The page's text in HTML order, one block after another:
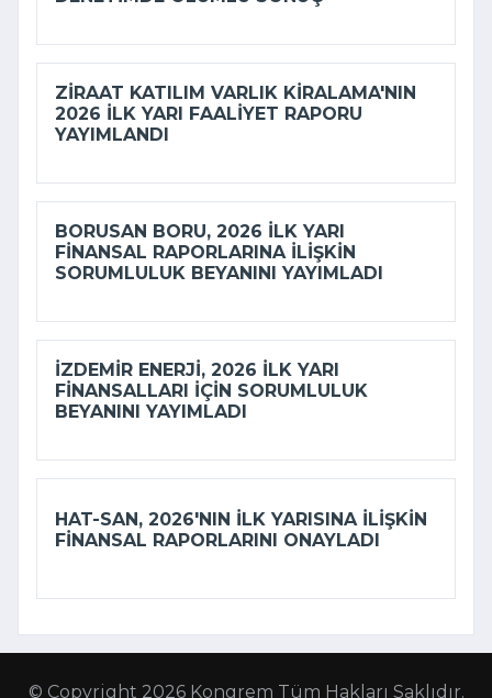
ZIRAAT KATILIM VARLIK KIRALAMA'NIN
2026 ILK YARI FAALIYET RAPORU
YAYIMLANDI
BORUSAN BORU, 2026 ILK YARI
FINANSAL RAPORLARINA ILIŞKIN
SORUMLULUK BEYANINI YAYIMLADI
İZDEMİR ENERJI, 2026 ILK YARI
FINANSALLARI IÇIN SORUMLULUK
BEYANINI YAYIMLADI
HAT-SAN, 2026'NIN ILK YARISINA ILIŞKIN
FINANSAL RAPORLARINI ONAYLADI
© Copyright 2026 Kongrem Tüm Hakları Saklıdır.